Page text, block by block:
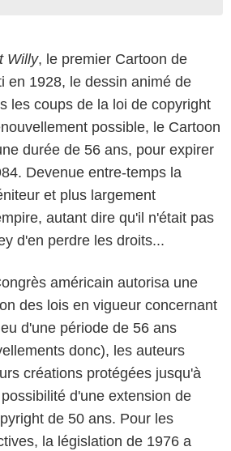
Willy, le premier Cartoon de
en 1928, le dessin animé de
les coups de la loi de copyright
possible, le Cartoon
durée de 56 ans, pour expirer
Devenue entre-temps la
et plus largement
autant dire qu'il n'était pas
d'en perdre les droits...
américain autorisa une
des lois en vigueur concernant
d'une période de 56 ans
donc), les auteurs
créations protégées jusqu'à
d'une extension de
de 50 ans. Pour les
la législation de 1976 a